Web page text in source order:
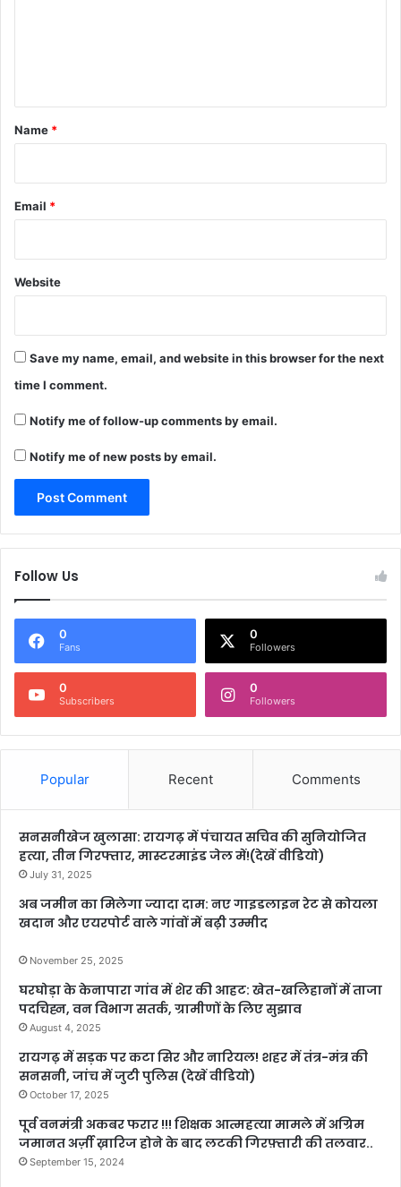
*
Name *
Email *
Website
Save my name, email, and website in this browser for the next
time I comment.
Notify me of follow-up comments by email.
Notify me of new posts by email.
Follow Us
0
Fans
0
Followers
0
Subscribers
0
Followers
Popular Recent Comments
सनसनीखेज खुलासा: रायगढ़ में पंचायत सचिव की सुनियोजित
हत्या, तीन गिरफ्तार, मास्टरमाइंड जेल में!(देखें वीडियो)
July 31, 2025
अब जमीन का मिलेगा ज्यादा दाम: नए गाइडलाइन रेट से कोयला
खदान और एयरपोर्ट वाले गांवों में बढ़ी उम्मीद
November 25, 2025
घरघोड़ा के केनापारा गांव में शेर की आहट: खेत-खलिहानों में ताजा
पदचिह्न, वन विभाग सतर्क, ग्रामीणों के लिए सुझाव
August 4, 2025
रायगढ़ में सड़क पर कटा सिर और नारियल! शहर में तंत्र-मंत्र की
सनसनी, जांच में जुटी पुलिस (देखें वीडियो)
October 17, 2025
पूर्व वनमंत्री अकबर फरार !!! शिक्षक आत्महत्या मामले में अग्रिम
जमानत अर्ज़ी ख़ारिज होने के बाद लटकी गिरफ़्तारी की तलवार..
September 15, 2024